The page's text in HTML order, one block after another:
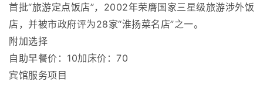
首批“旅游定点饭店”，2002年荣膺国家三星级旅游涉外饭
店，并被市政府评为28家“淮扬菜名店”之一。
附加选择
自助早餐价：10加床价：70
宾馆服务项目